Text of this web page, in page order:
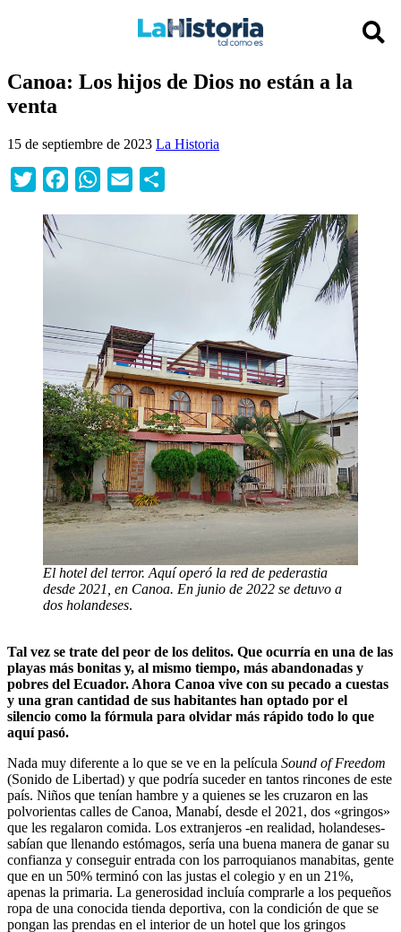
Canoa: Los hijos de Dios no están a la
venta
15 de septiembre de 2023 La Historia
Twitter FacebookWhatsApp
Email
El hotel del terror. Aquí operó la red de pederastia
desde 2021, en Canoa. En junio de 2022 se detuvo a
dos holandeses.
Tal vez se trate del peor de los delitos. Que ocurría en una de las
playas más bonitas y, al mismo tiempo, más abandonadas y
pobres del Ecuador. Ahora Canoa vive con su pecado a cuestas
y una gran cantidad de sus habitantes han optado por el
silencio como la fórmula para olvidar más rápido todo lo que
aquí pasó.
Nada muy diferente a lo que se ve en la película Sound of Freedom
(Sonido de Libertad) y que podría suceder en tantos rincones de este
país. Niños que tenían hambre y a quienes se les cruzaron en las
polvorientas calles de Canoa, Manabí, desde el 2021, dos «gringos»
que les regalaron comida. Los extranjeros -en realidad, holandeses-
sabían que llenando estómagos, sería una buena manera de ganar su
confianza y conseguir entrada con los parroquianos manabitas, gente
que en un 50% terminó con las justas el colegio y en un 21%,
apenas la primaria. La generosidad incluía comprarle a los pequeños
ropa de una conocida tienda deportiva, con la condición de que se
pongan las prendas en el interior de un hotel que los gringos